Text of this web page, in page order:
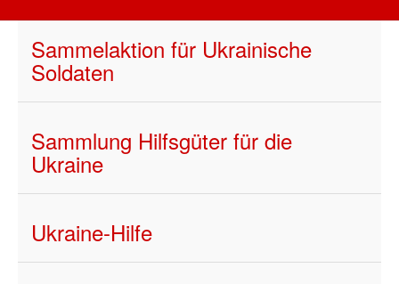
Sammelaktion für Ukrainische
Soldaten
Sammlung Hilfsgüter für die
Ukraine
Ukraine-Hilfe